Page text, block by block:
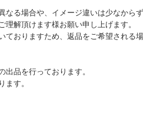
る場合や、イメージ違いは少なからず
解頂けます様お願い申し上げます。
おりますため、返品をご希望される
品を行っております。
ます。